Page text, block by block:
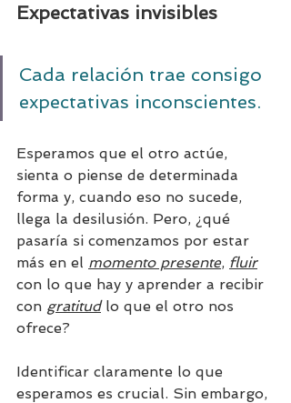
Expectativas invisibles
Cada relación trae consigo
expectativas inconscientes.
Esperamos que el otro actúe,
sienta o piense de determinada
forma y, cuando eso no sucede,
llega la desilusión. Pero, ¿qué
pasaría si comenzamos por estar
más en el momento presente, fluir
con lo que hay y aprender a recibir
con gratitud lo que el otro nos
ofrece?
Identificar claramente lo que
esperamos es crucial. Sin embargo,